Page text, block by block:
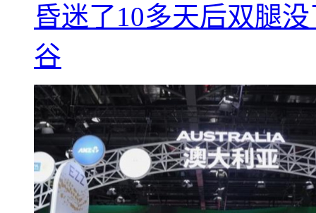
昏迷了10多天后双腿
谷